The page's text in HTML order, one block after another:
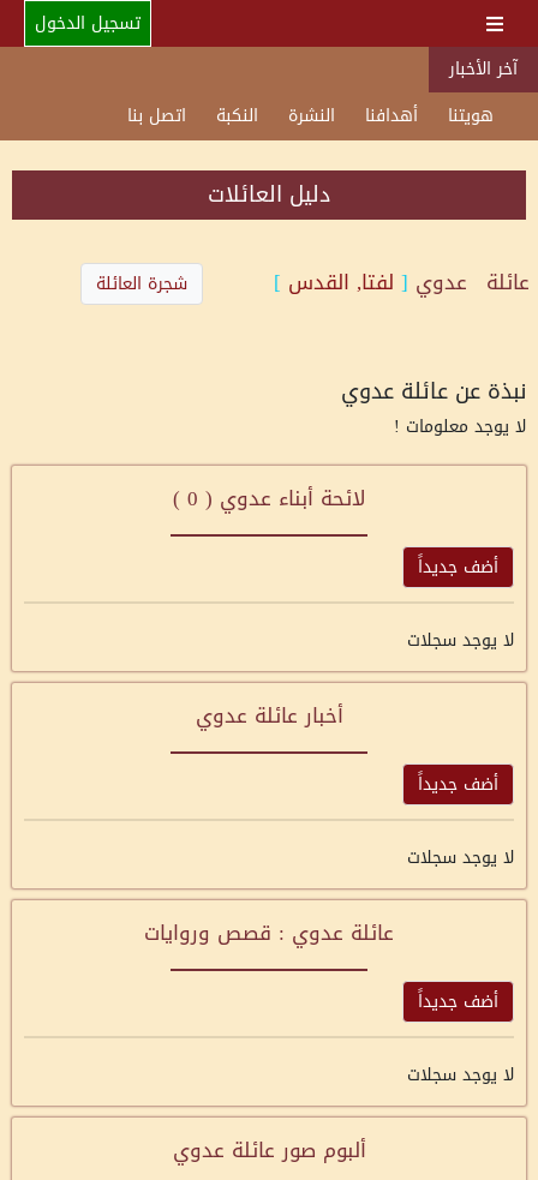
تسجيل الدخول
آخر الأخبار
هويتنا
أهدافنا النشرة النكبة اتصل بنا
دليل العائلات
عائلة عدوي [ لفتا, القدس ] شجرة العائلة
نبذة عن عائلة عدوي
لا يوجد معلومات !
لائحة أبناء عدوي ( 0
)
أضف جديداً
لا يوجد سجلات
أخبار عائلة عدوي
أضف جديداً
لا يوجد سجلات
عائلة عدوي : قصص وروايات
أضف جديداً
لا يوجد سجلات
ألبوم صور عائلة عدوي